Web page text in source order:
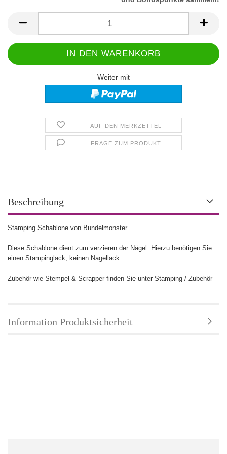
Weiter mit
AUF DEN MERKZETTEL
FRAGE ZUM PRODUKT
Beschreibung
Stamping Schablone von Bundelmonster
Diese Schablone dient zum verzieren der Nägel. Hierzu benötigen Sie
einen Stampinglack, keinen Nagellack.
Zubehör wie Stempel & Scrapper finden Sie unter Stamping / Zubehör
Information Produktsicherheit